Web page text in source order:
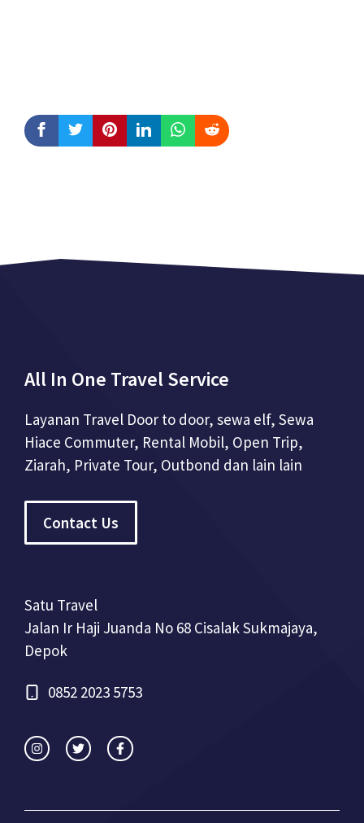
All In One Travel Service
Layanan Travel Door to door, sewa elf, Sewa
Hiace Commuter, Rental Mobil, Open Trip,
Ziarah, Private Tour, Outbond dan lain lain
Contact Us
Satu Travel
Jalan Ir Haji Juanda No 68 Cisalak Sukmajaya,
Depok
0852 2023 5753